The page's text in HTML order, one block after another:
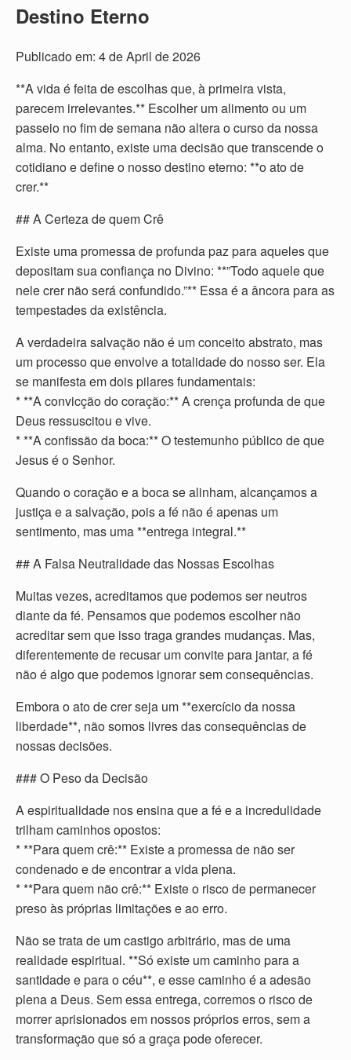
Destino Eterno
Publicado em: 4 de April de 2026
**A vida é feita de escolhas que, à primeira vista,
parecem irrelevantes.** Escolher um alimento ou um
passeio no fim de semana não altera o curso da nossa
alma. No entanto, existe uma decisão que transcende o
cotidiano e define o nosso destino eterno: **o ato de
crer.**
## A Certeza de quem Crê
Existe uma promessa de profunda paz para aqueles que
depositam sua confiança no Divino: **”Todo aquele que
nele crer não será confundido.”** Essa é a âncora para as
tempestades da existência.
A verdadeira salvação não é um conceito abstrato, mas
um processo que envolve a totalidade do nosso ser. Ela
se manifesta em dois pilares fundamentais:
* **A convicção do coração:** A crença profunda de que
Deus ressuscitou e vive.
* **A confissão da boca:** O testemunho público de que
Jesus é o Senhor.
Quando o coração e a boca se alinham, alcançamos a
justiça e a salvação, pois a fé não é apenas um
sentimento, mas uma **entrega integral.**
## A Falsa Neutralidade das Nossas Escolhas
Muitas vezes, acreditamos que podemos ser neutros
diante da fé. Pensamos que podemos escolher não
acreditar sem que isso traga grandes mudanças. Mas,
diferentemente de recusar um convite para jantar, a fé
não é algo que podemos ignorar sem consequências.
Embora o ato de crer seja um **exercício da nossa
liberdade**, não somos livres das consequências de
nossas decisões.
### O Peso da Decisão
A espiritualidade nos ensina que a fé e a incredulidade
trilham caminhos opostos:
* **Para quem crê:** Existe a promessa de não ser
condenado e de encontrar a vida plena.
* **Para quem não crê:** Existe o risco de permanecer
preso às próprias limitações e ao erro.
Não se trata de um castigo arbitrário, mas de uma
realidade espiritual. **Só existe um caminho para a
santidade e para o céu**, e esse caminho é a adesão
plena a Deus. Sem essa entrega, corremos o risco de
morrer aprisionados em nossos próprios erros, sem a
transformação que só a graça pode oferecer.